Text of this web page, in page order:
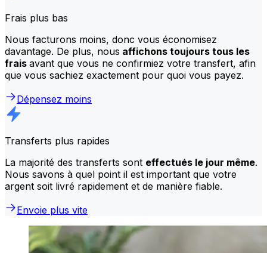
Frais plus bas
Nous facturons moins, donc vous économisez
davantage. De plus, nous affichons toujours tous les
frais avant que vous ne confirmiez votre transfert, afin
que vous sachiez exactement pour quoi vous payez.
Dépensez moins
Transferts plus rapides
La majorité des transferts sont effectués le jour même.
Nous savons à quel point il est important que votre
argent soit livré rapidement et de manière fiable.
Envoie plus vite